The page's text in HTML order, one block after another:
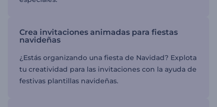
Crea invitaciones animadas para fiestas
navideñas
¿Estás organizando una fiesta de Navidad? Explota
tu creatividad para las invitaciones con la ayuda de
festivas plantillas navideñas.